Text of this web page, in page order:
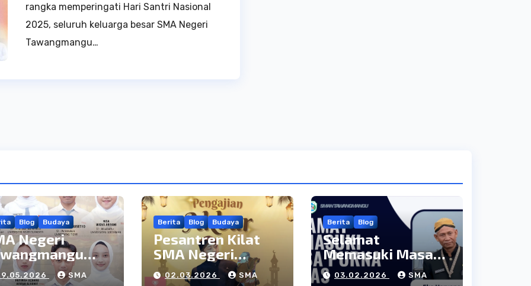
rangka memperingati Hari Santri Nasional
2025, seluruh keluarga besar SMA Negeri
Tawangmangu…
Blog Budaya
Negeri
Prestasi
SMA
Berita Blog Budaya
Pesantren Kilat
SMA Negeri
Tawangmangu 23–
02.03.2026 SMA
Berita Blog
Selamat
Memasuki Masa
Purna Tugas:
03.02.2026 SMA